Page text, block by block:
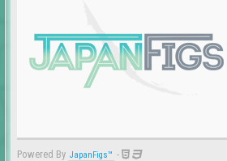
Powered By JapanFigs™ -